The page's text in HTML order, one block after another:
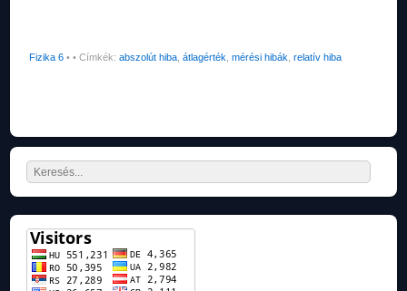
Fizika 6 • • Címkék:abszolút hiba ,átlagérték ,mérési hibák ,relatív hiba